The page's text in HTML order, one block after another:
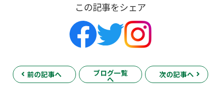
この記事をシェア
前の記事へ ブログ一覧
へ
次の記事へ